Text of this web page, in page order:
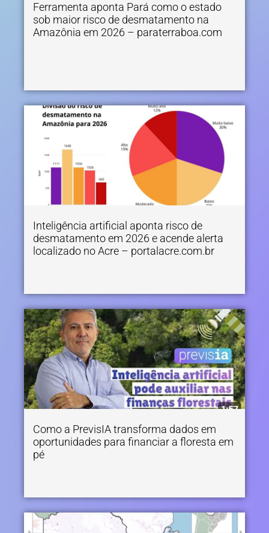
Ferramenta aponta Pará como o estado
sob maior risco de desmatamento na
Amazônia em 2026 – paraterraboa.com
Inteligência artificial aponta risco de
desmatamento em 2026 e acende alerta
localizado no Acre – portalacre.com.br
Como a PrevisIA transforma dados em
oportunidades para financiar a floresta em
pé